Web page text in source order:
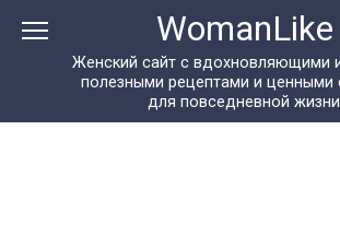
WomanLike
Женский сайт с вдохновляющими
полезными рецептами и ценными
для повседневной